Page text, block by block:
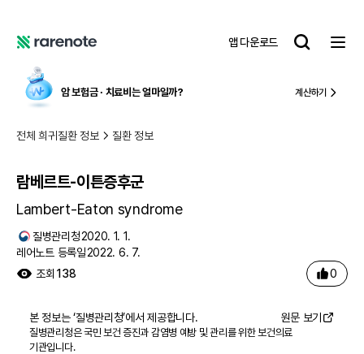
노
앱 다운로드
레
트
암 보험금 ∙ 치료비 는 얼마일까? 계산하기
전체 희귀질환 정보 질환 정보
람베르트-이튼증후군
Lambert-Eaton syndrome
질병관리청2020. 1. 1.
레어노트 등록일2022. 6. 7.
조회 138 0
본 정보는 ‘질병관리청’에서 제공합니다. 원문 보기
질병관리청은 국민 보건 증진과 감염병 예방 및 관리를 위한 보건의료
기관입니다.